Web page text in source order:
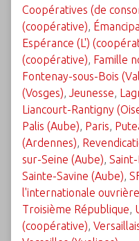
Coopératives (de
(coopérative),
Espérance (L')
(coopérative), Famille
Fontenay-sous-Bois
(Vosges), Jeunesse,
Liancourt-Rantigny
Palis (Aube), Paris,
(Ardennes),
sur-Seine (Aube),
Sainte-Savine (Aube),
l'internationale
Troisième République,
(coopérative),